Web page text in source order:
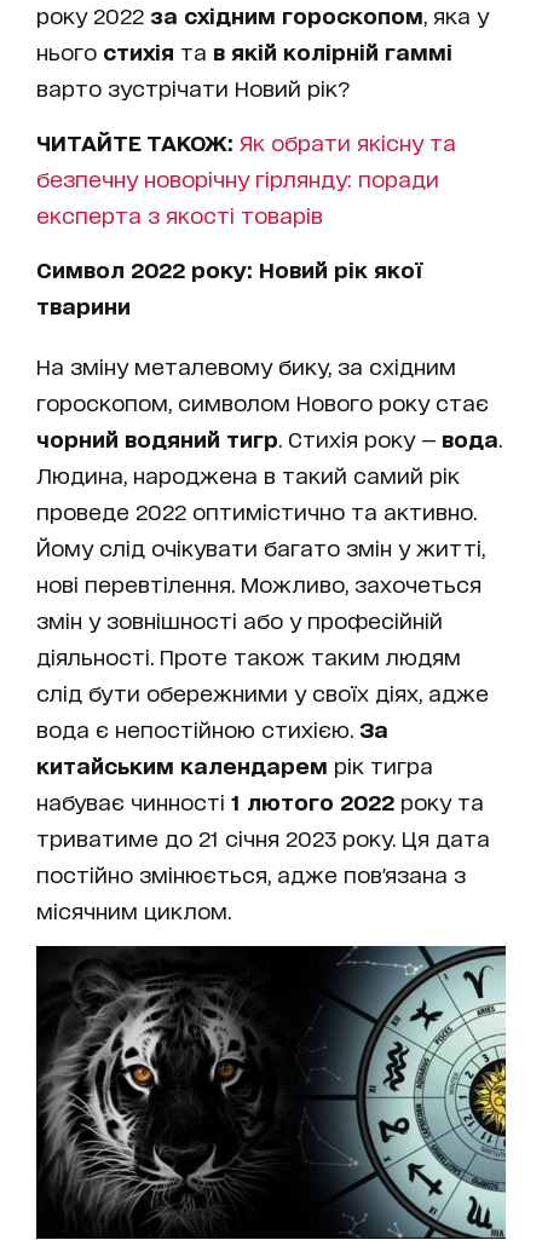
року 2022 за східним гороскопом , яка у
нього стихія та в якій колірній гаммі
варто зустрічати Новий рік?
ЧИТАЙТЕ ТАКОЖ: Як обрати якісну та
безпечну новорічну гірлянду: поради
експерта з якості товарів
Символ 2022 року: Новий рік якої
тварини
На зміну металевому бику, за східним
гороскопом, символом Нового року стає
чорний водяний тигр . Стихія року — вода
Людина, народжена в такий самий рік
проведе 2022 оптимістично та активно.
Йому слід очікувати багато змін у житті,
нові перевтілення. Можливо, захочеться
змін у зовнішності або у професійній
діяльності. Проте також таким людям
слід бути обережними у своїх діях, адже
вода є непостійною стихією. За
китайським календарем рік тигра
набуває чинності 1 лютого 2022 року та
триватиме до 21 січня 2023 року. Ця дата
постійно змінюється, адже пов'язана з
місячним циклом.